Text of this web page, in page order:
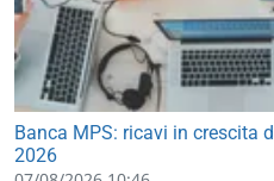
Banca MPS: ricavi in crescita
2026